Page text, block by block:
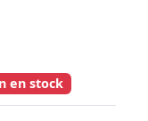
en stock